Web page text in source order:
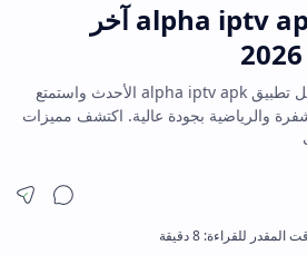
تحميل تطبيق alpha iptv apk آخر
احصل الآن على رابط تحميل تطبيق alpha iptv apk الأحدث واستمتع
والرياضية بجودة عالية. اكتشف مميزات